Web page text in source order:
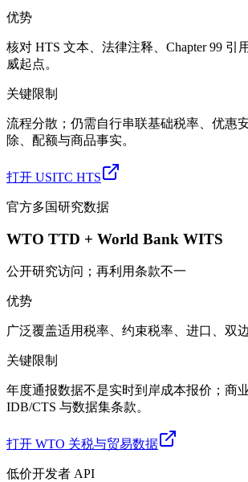
优势
核对 HTS 文本、法律注释、Chapter 99 引
威起点。
关键限制
流程分散；仍需自行串联基础税率、优惠
除、配额与商品事实。
打开 USITC HTS
官方多国研究数据
WTO TTD + World Bank WITS
公开研究访问；再利用条款不一
优势
广泛覆盖适用税率、约束税率、进口、双
关键限制
年度通报数据不是实时到岸成本报价；商
IDB/CTS 与数据集条款。
打开 WTO 关税与贸易数据
低价开发者 API